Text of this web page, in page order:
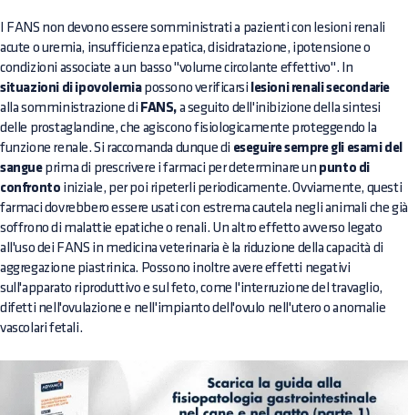
I FANS non devono essere somministrati a pazienti con lesioni renali
acute o uremia, insufficienza epatica, disidratazione, ipotensione o
condizioni associate a un basso "volume circolante effettivo". In
situazioni di ipovolemiapossono verificarsi lesioni renali secondarie
alla somministrazione di FANS, a seguito dell'inibizione della sintesi
delle prostaglandine, che agiscono fisiologicamente proteggendo la
funzione renale. Si raccomanda dunque di eseguire sempre gli esami del
sangueprima di prescrivere i farmaci per determinare un punto di
confronto iniziale, per poi ripeterli periodicamente. Ovviamente, questi
farmaci dovrebbero essere usati con estrema cautela negli animali che già
soffrono di malattie epatiche o renali. Un altro effetto avverso legato
all'uso dei FANS in medicina veterinaria è la riduzione della capacità di
aggregazione piastrinica. Possono inoltre avere effetti negativi
sull'apparato riproduttivo e sul feto, come l'interruzione del travaglio,
difetti nell'ovulazione e nell'impianto dell'ovulo nell'utero o anomalie
vascolari fetali.